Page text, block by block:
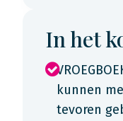
In het
kunnen
tevoren